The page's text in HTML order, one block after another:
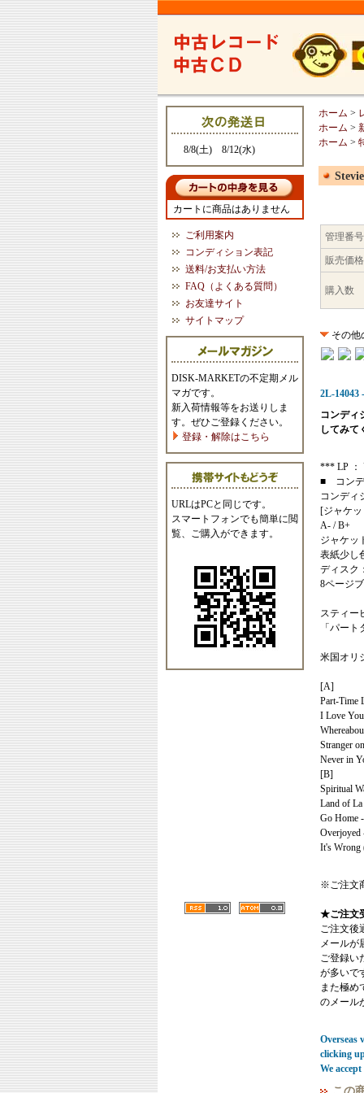
8/8(土) 8/12(水)
カートに商品はありません
ご利用案内
コンディション表記
送料/お支払い方法
FAQ（よくある質問）
お友達サイト
サイトマップ
DISK-MARKETの不定期メル
マガです。
新入荷情報等をお送りしま
す。ぜひご登録ください。
登録・解除はこちら
URLはPCと同じです。
スマートフォンでも簡単に閲
覧、ご購入ができます。
ホーム >
ホーム >
ホーム >
管理番号
販売価格
購入数
その他
2L-14043
コンディ
してみて
*** LP ：
■ コン
コンディ
[ジャケ
A- / B+
ジャケッ
表紙少し
ディスク
8ページ
スティー
「パー
米国オリ
[A]
Part-Time
I Love
Stranger
Never in
[B]
Spiritual
Land of
Go Home
Overjoyed
It's Wrong
※ご注文
★ご注文
ご注文後
メールが
ご登録い
が多いで
また極め
のメール
Overseas
clicking
We